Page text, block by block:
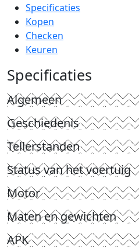
Specificaties
Kopen
Checken
Keuren
Specificaties
Algemeen
Geschiedenis
Tellerstanden
Status van het voertuig
Motor
Maten en gewichten
APK